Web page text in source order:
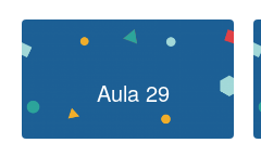
Aula 29